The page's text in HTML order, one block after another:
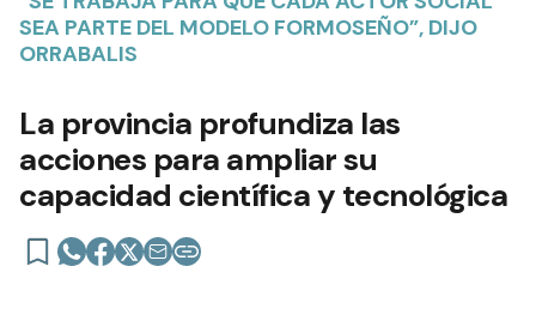
SEA PARTE DEL MODELO FORMOSEÑO”, DIJO
ORRABALIS
La provincia profundiza las
acciones para ampliar su
capacidad científica y tecnológica